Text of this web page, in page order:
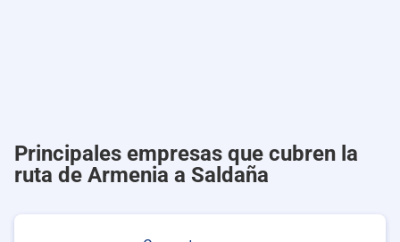
Principales empresas que cubren la
ruta de Armenia a Saldaña